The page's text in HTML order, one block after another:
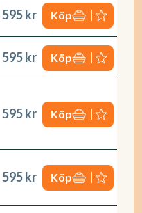
595 kr Köp
595 kr Köp
595 kr Köp
595 kr Köp